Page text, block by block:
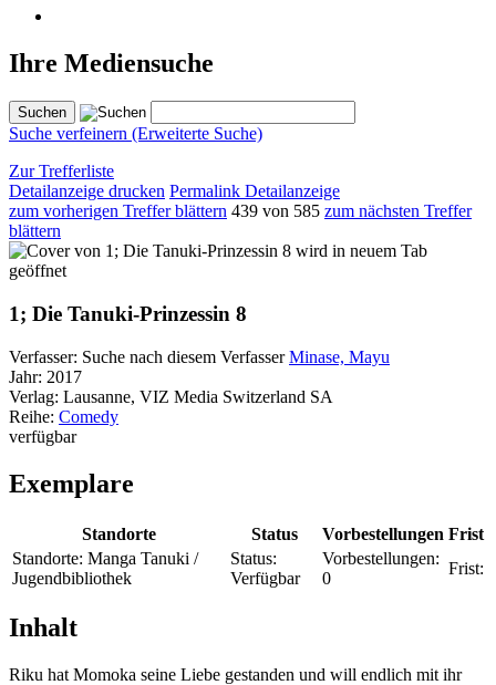
Ihre Mediensuche
Suche verfeinern (Erweiterte Suche)
Zur Trefferliste
Detailanzeige drucken Permalink Detailanzeige
zum vorherigen Treffer blättern 439 von 585 zum nächsten Treffer
blättern
wird in neuem Tab
geöffnet
1; Die Tanuki-Prinzessin 8
Verfasser: Suche nach diesem Verfasser Minase, Mayu
Jahr: 2017
Verlag: Lausanne, VIZ Media Switzerland SA
Reihe: Comedy
verfügbar
Exemplare
Standorte Status Vorbestellungen Frist
Standorte: Manga Tanuki /
Jugendbibliothek
Status:
Verfügbar
Vorbestellungen:
0
Frist:
Inhalt
Riku hat Momoka seine Liebe gestanden und will endlich mit ihr